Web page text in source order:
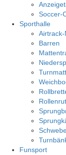
Soccer-
Sporthalle
Airtrack-
Barren
Funsport